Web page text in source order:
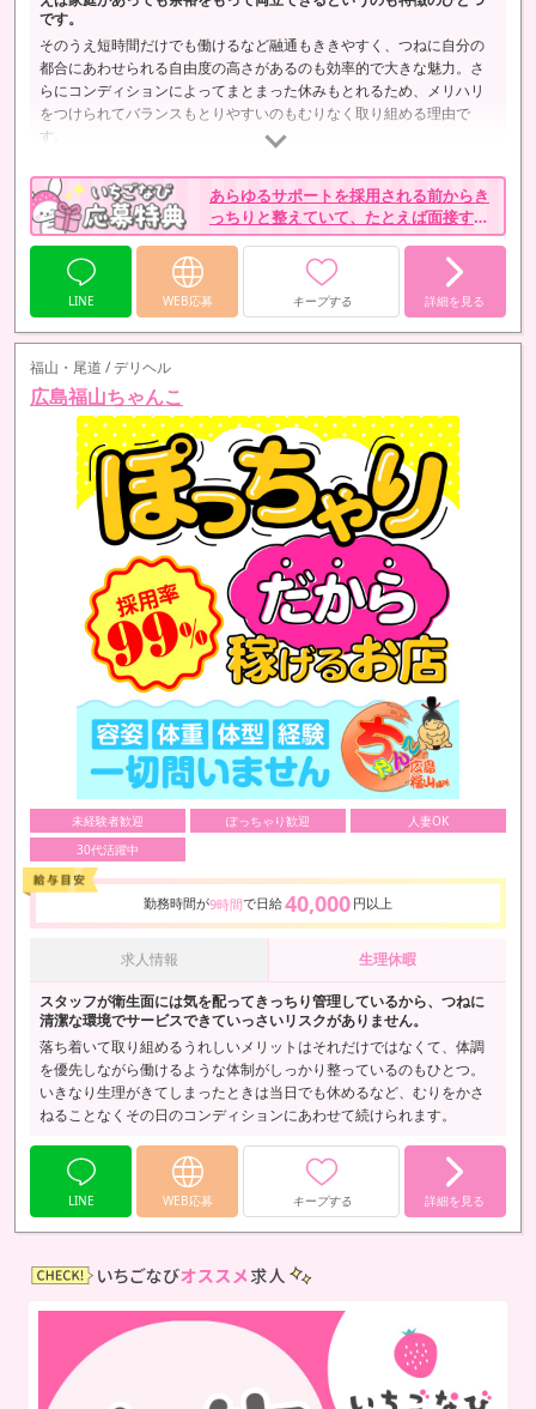
です。
そのうえ短時間だけでも働けるなど融通もききやすく、つねに自分の
都合にあわせられる自由度の高さがあるのも効率的で大きな魅力。さ
らにコンディションによってまとまった休みもとれるため、メリハリ
をつけられてバランスもとりやすいのもむりなく取り組める理由で
す。
あらゆるサポートを採用される前からき
っちりと整えていて、たとえば面接する
のにかかった交通費についてもしっかり
支給しています。
LINE WEB応募 キープする 詳細を見る
福山・尾道 / デリヘル
広島福山ちゃんこ
未経験者歓迎 ぽっちゃり歓迎
人妻OK
30代活躍中
勤務時間が9時間で日給40,000 円以上
求人情報 生理休暇
スタッフが衛生面には気を配ってきっちり管理しているから、つねに
清潔な環境でサービスできていっさいリスクがありません。
落ち着いて取り組めるうれしいメリットはそれだけではなくて、体調
を優先しながら働けるような体制がしっかり整っているのもひとつ。
いきなり生理がきてしまったときは当日でも休めるなど、むりをかさ
ねることなくその日のコンディションにあわせて続けられます。
LINE WEB応募 キープする 詳細を見る